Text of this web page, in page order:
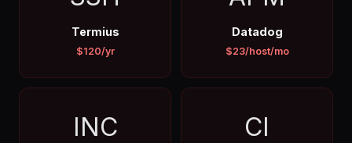
Termius
$120/yr
Datadog
$23/host/mo
INC CI